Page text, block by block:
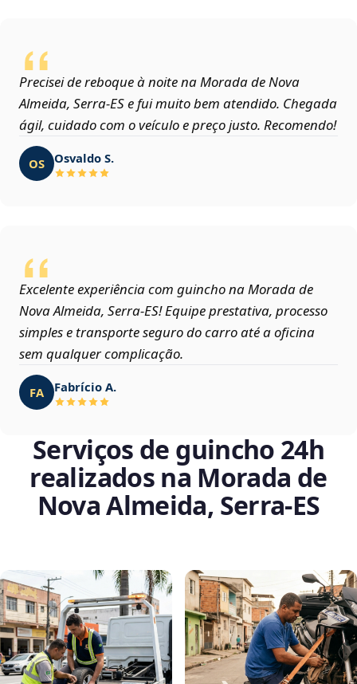
Precisei de reboque à noite na Morada de Nova
Almeida, Serra‑ES e fui muito bem atendido. Chegada
ágil, cuidado com o veículo e preço justo. Recomendo!
OS Osvaldo S.
Excelente experiência com guincho na Morada de
Nova Almeida, Serra‑ES! Equipe prestativa, processo
simples e transporte seguro do carro até a oficina
sem qualquer complicação.
FA Fabrício A.
Serviços de guincho 24h
realizados na Morada de
Nova Almeida, Serra‑ES